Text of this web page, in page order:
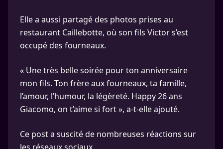
Elle a aussi partagé des photos prises au
restaurant Caillebotte, où son fils Victor s’est
occupé des fourneaux.
« Une très belle soirée pour ton anniversaire
mon fils. Ton frère aux fourneaux, ta famille,
l’amour, l’humour, la légèreté. Happy 26 ans
Giacomo, on t’aime si fort », a-t-elle ajouté.
Ce post a suscité de nombreuses réactions sur